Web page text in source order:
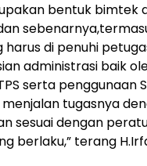
bentuk bimtek
di penuhi
administrasi baik
serta penggunaan
tugasnya
sesuai dengan
berlaku,” terang